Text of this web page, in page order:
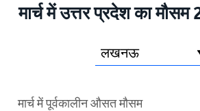
मार्च में उत्तर प्रदेश का
मार्च में पूर्वकालीन औसत मौसम